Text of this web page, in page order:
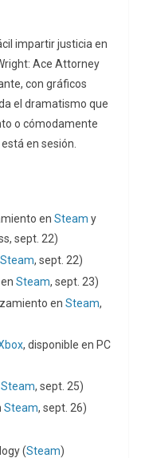
impartir justicia en
Ace Attorney
con gráficos
el dramatismo que
o cómodamente
en sesión.
en Steam y
sept. 22)
Steam, sept. 22)
Steam, sept. 23)
en Steam,
, disponible en PC
Steam, sept. 25)
Steam, sept. 26)
(Steam)